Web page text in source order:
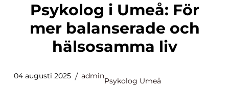
Psykolog i Umeå: För
mer balanserade och
hälsosamma liv
04 augusti 2025 admin
Psykolog Umeå